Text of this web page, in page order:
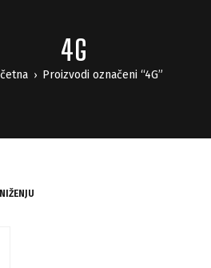
4G
› Proizvodi označeni “4G”